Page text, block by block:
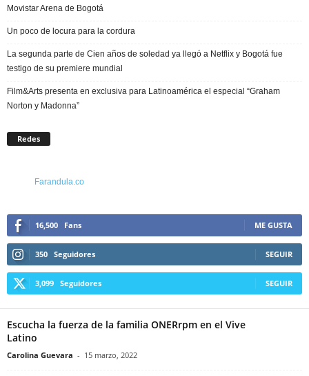
Movistar Arena de Bogotá
Un poco de locura para la cordura
La segunda parte de Cien años de soledad ya llegó a Netflix y Bogotá fue
testigo de su premiere mundial
Film&Arts presenta en exclusiva para Latinoamérica el especial “Graham
Norton y Madonna”
Redes
Farandula.co
16,500 Fans ME GUSTA
350 Seguidores SEGUIR
3,099 Seguidores SEGUIR
Escucha la fuerza de la familia ONERrpm en el Vive
Latino
Carolina Guevara - 15 marzo, 2022